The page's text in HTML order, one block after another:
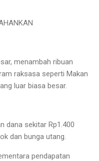
menambah ribuan
raksasa seperti Makan
luar biasa besar.
dana sekitar Rp1.400
dan bunga utang.
pendapatan